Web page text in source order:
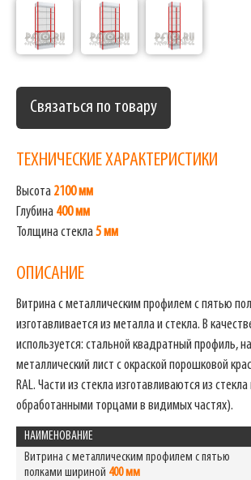
Связаться по товару
ТЕХНИЧЕСКИЕ ХАРАКТЕРИСТИКИ
Высота 2100 мм
Глубина 400 мм
Толщина стекла5 мм
ОПИСАНИЕ
Витрина с металлическим профилем с пятью
изготавливается из металла и стекла. В
используется: стальной квадратный профиль,
металлический лист с окраской порошковой
RAL. Части из стекла изготавливаются из
обработанными торцами в видимых частях).
НАИМЕНОВАНИЕ
Витрина с металлическим профилем с пятью
полками шириной 400 мм